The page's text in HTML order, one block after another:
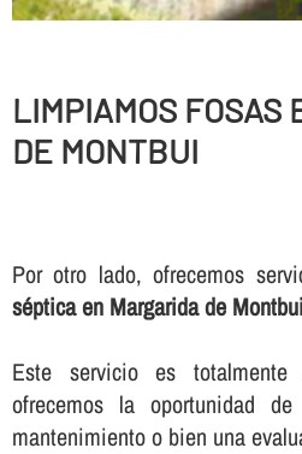
LIMPIAMOS FOSAS
DE MONTBUI
Por otro lado, ofrecemos
séptica en Margarida de Montbui
Este servicio es totalmente
ofrecemos la oportunidad
mantenimiento o bien una